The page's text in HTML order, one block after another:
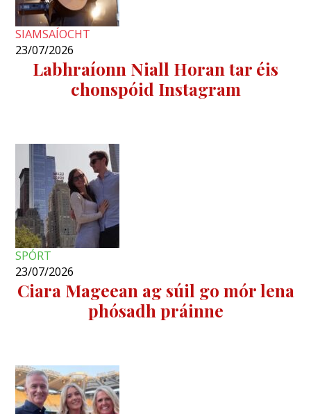
SIAMSAÍOCHT
23/07/2026
Labhraíonn Niall Horan tar éis
chonspóid Instagram
SPÓRT
23/07/2026
Ciara Mageean ag súil go mór lena
phósadh práinne